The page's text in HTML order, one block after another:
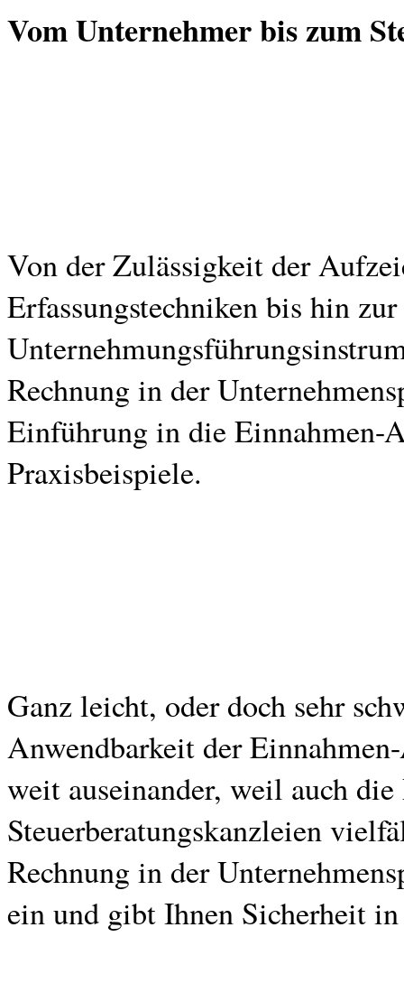
Vom Unternehmer bis zum
Von der Zulässigkeit der
Erfassungstechniken bis hin
Rechnung in der
Einführung in die Einnahmen-
Praxisbeispiele.
Ganz leicht, oder doch sehr
Anwendbarkeit der
weit auseinander, weil auch
Steuerberatungskanzleien
Rechnung in der
ein und gibt Ihnen Sicherheit